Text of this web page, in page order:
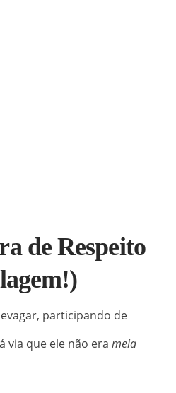
de Respeito
participando de
via que ele não erameia